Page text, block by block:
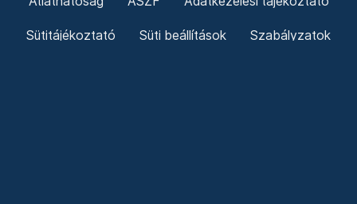
Sütitájékoztató Süti beállítások Szabályzatok